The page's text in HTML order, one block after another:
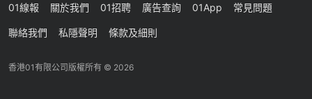
01線報 關於我們 01招聘 廣告查詢 01App 常見問題
聯絡我們 私隱聲明 條款及細則
香港01有限公司版權所有 © 2026